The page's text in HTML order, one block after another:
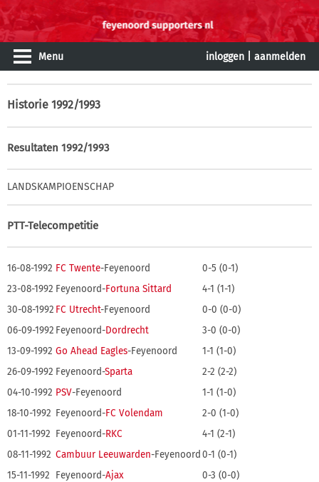
Menu inloggen aanmelden
Historie 1992/1993
Resultaten 1992/1993
LANDSKAMPIOENSCHAP
PTT-Telecompetitie
16-08-1992 FC Twente-Feyenoord
0-5 (0-1)
23-08-1992 Feyenoord-Fortuna Sittard
4-1 (1-1)
30-08-1992 FC Utrecht-Feyenoord
0-0 (0-0)
06-09-1992 Feyenoord-Dordrecht
3-0 (0-0)
13-09-1992 Go Ahead Eagles-Feyenoord
1-1 (1-0)
26-09-1992 Feyenoord-Sparta
2-2 (2-2)
04-10-1992 PSV-Feyenoord
1-1 (1-0)
18-10-1992 Feyenoord-FC Volendam
2-0 (1-0)
01-11-1992 Feyenoord-RKC
4-1 (2-1)
08-11-1992 Cambuur Leeuwarden-Feyenoord 0-1 (0-1)
15-11-1992 Feyenoord-Ajax
0-3 (0-0)